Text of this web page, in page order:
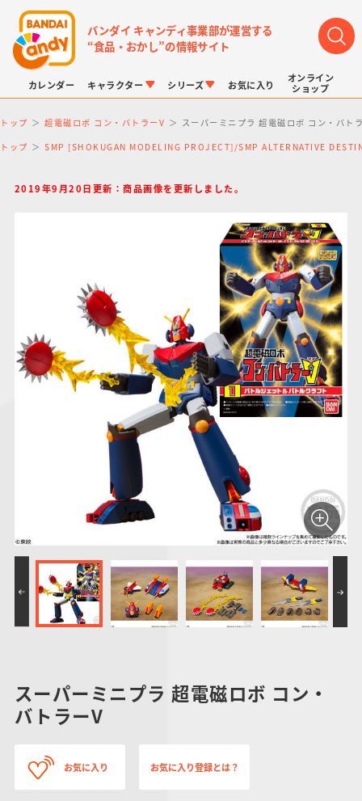
バンダイ キャンディ事業部が運営する
“食品・おかし”の情報サイト
カレンダー キャラクター
仮面ライダーシリー
ズ
ガンダムシリーズ
ポケットモンスター
アンパンマン
サンリオキャラクタ
ーズ
たまご
シリーズ
キャラパキ
にふぉるめーしょん
＆スクエアシール
ポケモンスケールワ
ールド
キャラデコ
お気に入り
オンライン
ショップ
トップ 超電磁ロボ コン・バトラーV スーパーミニプラ 超電磁ロボ コン・バト
トップ SMP [SHOKUGAN MODELING PROJECT]/SMP ALTERNATIVE
2019年9月20日更新：商品画像を更新しました。
スーパーミニプラ 超電磁ロボ コン・
バトラーV
お気に入り お気に入り登録とは？